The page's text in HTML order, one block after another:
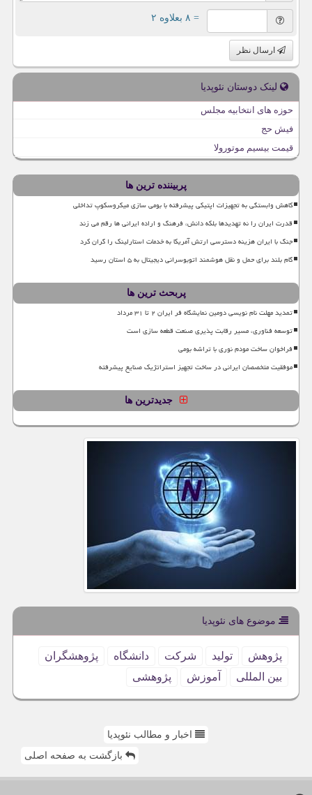
= ۸ بعلاوه ۲
ارسال نظر
لینک دوستان نئوپدیا
حوزه های انتخابیه مجلس
فیش حج
قیمت بیسیم موتورولا
پربیننده ترین ها
کاهش وابستگی به تجهیزات اپتیکی پیشرفته با بومی سازی میکروسکوپ تداخلی
قدرت ایران را نه تهدیدها بلکه دانش، فرهنگ و اراده ایرانی ها رقم می زند
جنگ با ایران هزینه دسترسی ارتش آمریکا به خدمات استارلینک را گران کرد
گام بلند برای حمل و نقل هوشمند اتوبوسرانی دیجیتال به ۵ استان رسید
پربحث ترین ها
تمدید مهلت نام نویسی دومین نمایشگاه فر ایران ۲ تا ۳۱ مرداد
توسعه فناوری، مسیر رقابت پذیری صنعت قطعه سازی است
فراخوان ساخت مودم نوری با تراشه بومی
موفقیت متخصصان ایرانی در ساخت تجهیز استراتژیک صنایع پیشرفته
جدیدترین ها
موضوع های نئوپدیا
پژوهش تولید شركت دانشگاه
پژوهشگران
بین المللی
آموزش پژوهشی
اخبار و مطالب نئوپدیا
بازگشت به صفحه اصلی